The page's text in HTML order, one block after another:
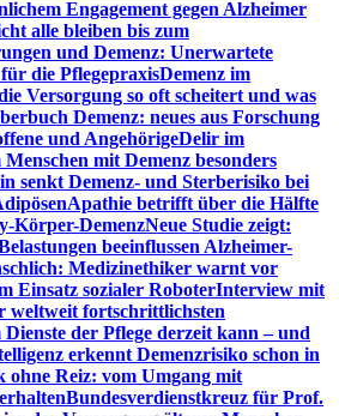
Engagement gegen Alzheimer
alle bleiben bis zum
und Demenz: Unerwartete
die PflegepraxisDemenz im
Versorgung so oft scheitert und was
Demenz: neues aus Forschung
und AngehörigeDelir im
mit Demenz besonders
senkt Demenz- und Sterberisiko bei
Apathie betrifft über die Hälfte
Körper-DemenzNeue Studie zeigt:
beeinflussen Alzheimer-
Medizinethiker warnt vor
Einsatz sozialer RoboterInterview mit
weltweit fortschrittlichsten
der Pflege derzeit kann – und
erkennt Demenzrisiko schon in
ohne Reiz: vom Umgang mit
Bundesverdienstkreuz für Prof.